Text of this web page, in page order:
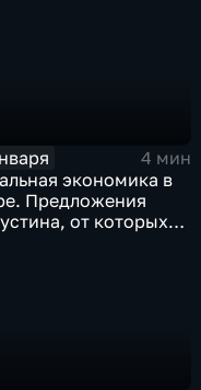
4 мин
экономика в
Предложения
от которых